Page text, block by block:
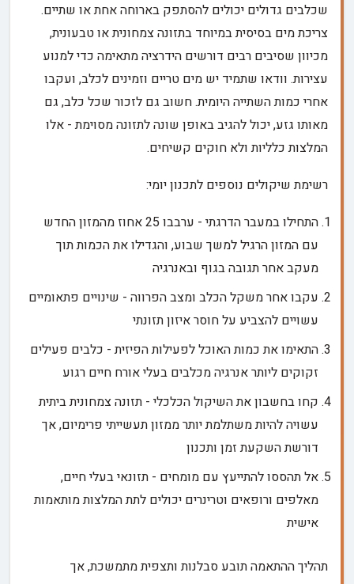
שכלבים גדולים יכולים להסתפק בארוחה אחת או שתיים.
צריכת מים בסיסית במיוחד בתזונה צמחונית או טבעונית,
מכיוון שסיבים רבים דורשים הידרציה מתאימה כדי למנוע
עצירות. וודאו שתמיד יש מים טריים וזמינים לכלב, ועקבו
אחרי כמות השתייה היומית. חשוב גם לזכור שכל כלב, גם
מאותו גזע, יכול להגיב באופן שונה לתזונה מסוימת - אלו
המלצות כלליות ולא חוקים קשיחים.
רשימת שיקולים נוספים לתכנון יומי:
התחילו במעבר הדרגתי - ערבבו 25 אחוז מהמזון החדש
עם המזון הרגיל למשך שבוע, והגדילו את הכמות תוך
מעקב אחר תגובה בגוף ובאנרגיה
עקבו אחר משקל הכלב ומצב הפרווה - שינויים פתאומיים
עשויים להצביע על חוסר איזון תזונתי
התאימו את כמות האוכל לפעילות הפיזית - כלבים פעילים
זקוקים ליותר אנרגיה מכלבים בעלי אורח חיים רגוע
קחו בחשבון את השיקול הכלכלי - תזונה צמחונית ביתית
עשויה להיות משתלמת יותר ממזון תעשייתי פרימיום, אך
דורשת השקעת זמן ותכנון
אל תהססו להתייעץ עם מומחים - תזונאי בעלי חיים,
מאלפים ורופאים וטרינרים יכולים לתת המלצות מותאמות
אישית
תהליך ההתאמה תובע סבלנות ותצפית מתמשכת, אך